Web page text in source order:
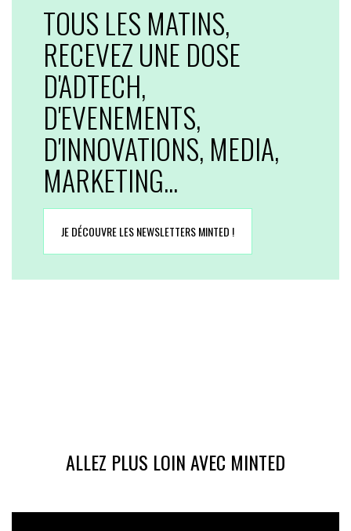
TOUS LES MATINS,
RECEVEZ UNE DOSE
D'ADTECH,
D'EVENEMENTS,
D'INNOVATIONS, MEDIA,
MARKETING...
JE DÉCOUVRE LES NEWSLETTERS MINTED !
ALLEZ PLUS LOIN AVEC MINTED